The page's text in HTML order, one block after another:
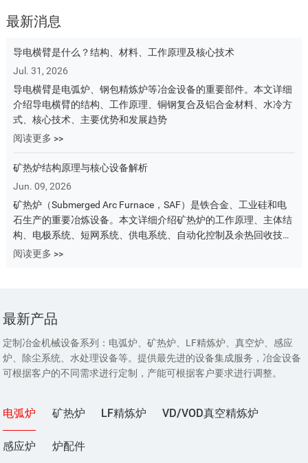
最新消息
导电横臂是什么？结构、材料、工作原理及核心技术
Jul. 31, 2026
导电横臂是电弧炉、钢包精炼炉等冶金设备的重要部件。本文详细
介绍导电横臂的结构、工作原理、铜钢复合及铝合金材料、水冷方
式、核心技术、主要优势和发展趋势
阅读更多 >>
矿热炉结构原理与核心设备解析
Jun. 09, 2026
矿热炉（Submerged Arc Furnace，SAF）是铁合金、工业硅和电
石生产的重要冶炼设备。本文详细介绍矿热炉的工作原理、主体结
构、电极系统、短网系统、供电系统、自动化控制及余热回收技
术，帮助您全面了解矿热炉设备组成与运行机制。
阅读更多 >>
最新产品
定制冶金机械设备系列：电弧炉、矿热炉、LF精炼炉、真空炉、感应
炉、除尘系统、水处理设备等。提供最先进的设备集成服务，冶金设备
可根据客户的不同需求进行定制，产能可根据客户要求进行调整。
电弧炉 矿热炉 LF精炼炉 VD/VOD真空精炼炉
感应炉 炉配件